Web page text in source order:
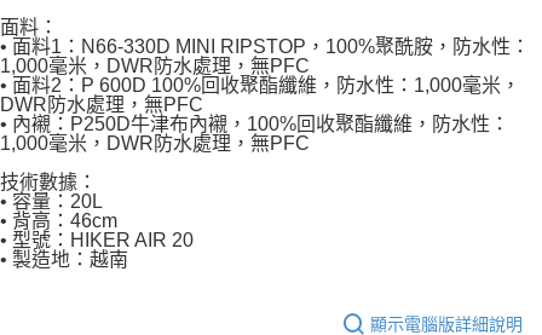
面料：
• 面料1：N66-330D MINI RIPSTOP，100%聚酰胺，防水性：
1,000毫米，DWR防水處理，無PFC
• 面料2：P 600D 100%回收聚酯纖維，防水性：1,000毫米，
DWR防水處理，無PFC
• 內襯：P250D牛津布內襯，100%回收聚酯纖維，防水性：
1,000毫米，DWR防水處理，無PFC
技術數據：
• 容量：20L
• 背高：46cm
• 型號：HIKER AIR 20
• 製造地：越南
顯示電腦版詳細說明